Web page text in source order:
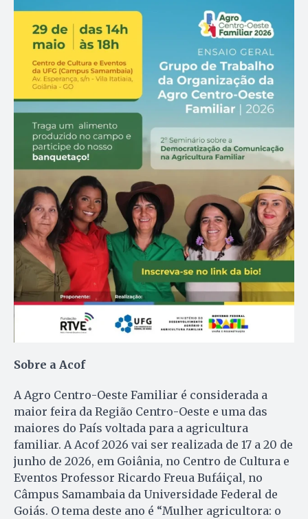
Sobre a Acof
A Agro Centro-Oeste Familiar é considerada a
maior feira da Região Centro-Oeste e uma das
maiores do País voltada para a agricultura
familiar. A Acof 2026 vai ser realizada de 17 a 20 de
junho de 2026, em Goiânia, no Centro de Cultura e
Eventos Professor Ricardo Freua Bufáiçal, no
Câmpus Samambaia da Universidade Federal de
Goiás. O tema deste ano é “Mulher agricultora: o